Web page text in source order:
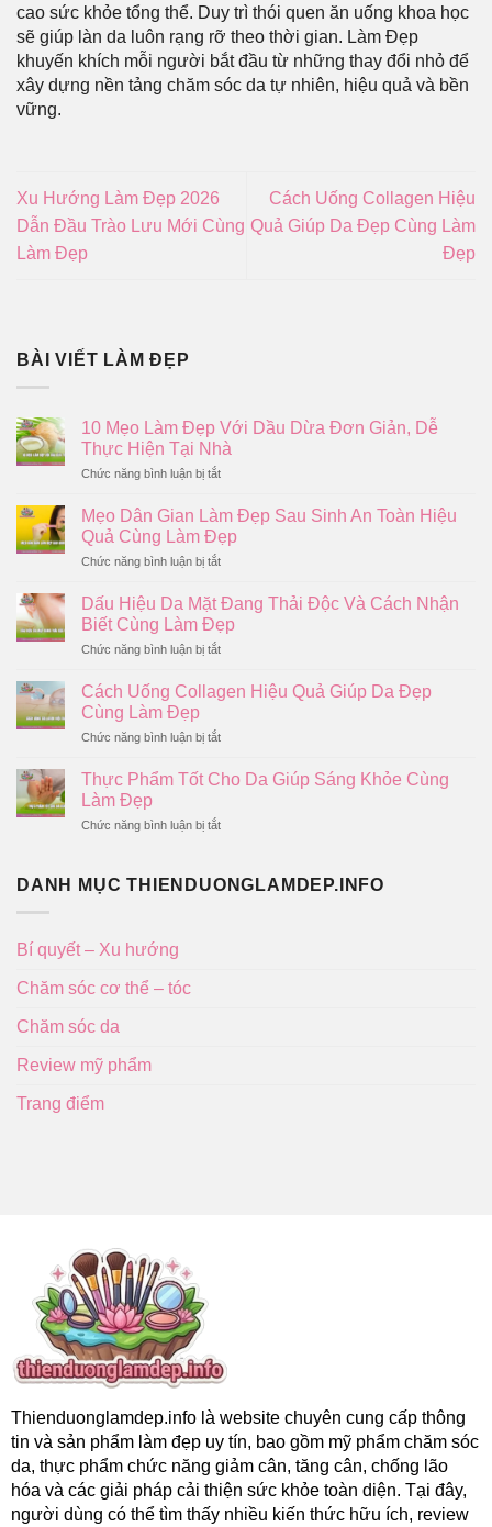
cao sức khỏe tổng thể. Duy trì thói quen ăn uống khoa học
sẽ giúp làn da luôn rạng rỡ theo thời gian. Làm Đẹp
khuyến khích mỗi người bắt đầu từ những thay đổi nhỏ để
xây dựng nền tảng chăm sóc da tự nhiên, hiệu quả và bền
vững.
Xu Hướng Làm Đẹp 2026
Dẫn Đầu Trào Lưu Mới Cùng
Làm Đẹp
Cách Uống Collagen Hiệu
Quả Giúp Da Đẹp Cùng Làm
Đẹp
BÀI VIẾT LÀM ĐẸP
10 Mẹo Làm Đẹp Với Dầu Dừa Đơn Giản, Dễ
Thực Hiện Tại Nhà
Chức năng bình luận bị tắtở
Làm
Đẹp
Đơn
Giản,
Dễ
Thực
Tại
Nhà
Mẹo Dân Gian Làm Đẹp Sau Sinh An Toàn Hiệu
Quả Cùng Làm Đẹp
Chức năng bình luận bị tắtở
Gian
Làm
An
Quả
Làm
Dấu Hiệu Da Mặt Đang Thải Độc Và Cách Nhận
Biết Cùng Làm Đẹp
Chức năng bình luận bị tắtở
Da
Và
Biết
Đẹp
Cách Uống Collagen Hiệu Quả Giúp Da Đẹp
Cùng Làm Đẹp
Chức năng bình luận bị tắtở
Collagen
Cùng
Thực Phẩm Tốt Cho Da Giúp Sáng Khỏe Cùng
Làm Đẹp
Chức năng bình luận bị tắtở
Cho
DANH MỤC THIENDUONGLAMDEP.INFO
Bí quyết – Xu hướng
Chăm sóc cơ thể – tóc
Chăm sóc da
Review mỹ phẩm
Trang điểm
Thienduonglamdep.info là website chuyên cung cấp thông
tin và sản phẩm làm đẹp uy tín, bao gồm mỹ phẩm chăm sóc
da, thực phẩm chức năng giảm cân, tăng cân, chống lão
hóa và các giải pháp cải thiện sức khỏe toàn diện. Tại đây,
người dùng có thể tìm thấy nhiều kiến thức hữu ích, review